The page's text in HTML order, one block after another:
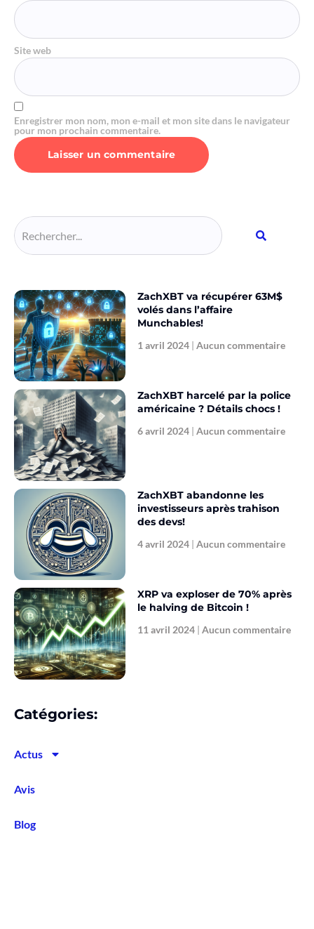
Site web
Enregistrer mon nom, mon e-mail et mon site dans le navigateur
pour mon prochain commentaire.
ZachXBT va récupérer 63M$
volés dans l’affaire
Munchables!
1 avril 2024 Aucun commentaire
ZachXBT harcelé par la police
américaine ? Détails chocs !
6 avril 2024 Aucun commentaire
ZachXBT abandonne les
investisseurs après trahison
des devs!
4 avril 2024 Aucun commentaire
XRP va exploser de 70% après
le halving de Bitcoin !
11 avril 2024 Aucun commentaire
Catégories:
Actus
Avis
Blog